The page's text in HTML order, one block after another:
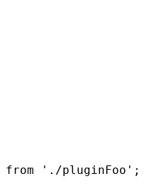
from './pluginFoo' ;